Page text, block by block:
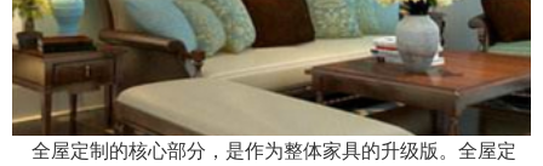
全屋定制的核心部分，是作为整体家具的升级版。全屋定